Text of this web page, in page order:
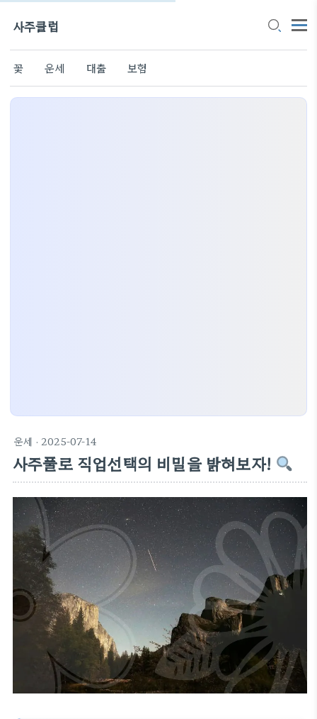
사주클럽
꽃 운세 대출 보험
운세 · 2025-07-14
사주풀로 직업선택의 비밀을 밝혀보자!